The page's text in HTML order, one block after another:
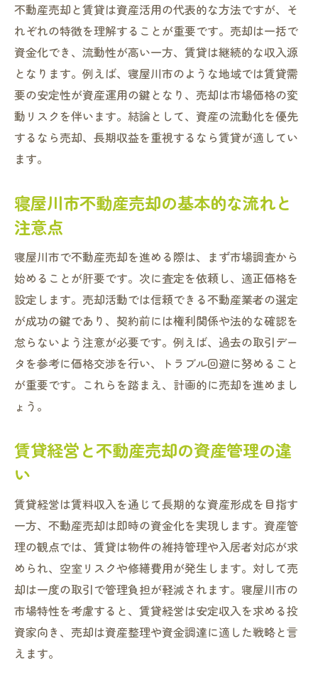
不動産売却による現金化と賃貸収益の比較
大阪市ワンルームの空室率が示す投資判断
見える賃貸経営が資産運用に役立つ理由
不動産売却と賃貸の収益性を数字で検証
賃貸経営と売却の判断基準を徹底解説
不動産売却に適したタイミングの見極め方
不動産買取と賃貸経営の利点とリスク比較
寝屋川市で不動産売却を成功させる戦略
見える賃貸経営の活用で安定収益を目指す
不動産売却を選ぶ時の寝屋川市の市場動向
寝屋川市の不動産売却市場の最新トレンド
不動産売却における価格変動を正しく読む
大阪市ワンルーム空室率が示す売却時期
見える賃貸経営が市場動向を左右する理由
賃貸経営の安定収入と不動産売却の違い
大阪の空室率が示す賃貸経営のリスク分析
見える賃貸経営のメリットと注意点
不動産売却と賃貸経営の将来性を比較検討
寝屋川市で実践する賃貸経営の魅力とは
不動産売却の選択肢と賃貸経営のリスク管
理
不動産売却と賃貸は資産活用の代表的な方法ですが、そ
れぞれの特徴を理解することが重要です。売却は一括で
資金化でき、流動性が高い一方、賃貸は継続的な収入源
となります。例えば、寝屋川市のような地域では賃貸需
要の安定性が資産運用の鍵となり、売却は市場価格の変
動リスクを伴います。結論として、資産の流動化を優先
するなら売却、長期収益を重視するなら賃貸が適してい
ます。
寝屋川市不動産売却の基本的な流れと
注意点
寝屋川市で不動産売却を進める際は、まず市場調査から
始めることが肝要です。次に査定を依頼し、適正価格を
設定します。売却活動では信頼できる不動産業者の選定
が成功の鍵であり、契約前には権利関係や法的な確認を
怠らないよう注意が必要です。例えば、過去の取引デー
タを参考に価格交渉を行い、トラブル回避に努めること
が重要です。これらを踏まえ、計画的に売却を進めまし
ょう。
賃貸経営と不動産売却の資産管理の違
い
賃貸経営は賃料収入を通じて長期的な資産形成を目指す
一方、不動産売却は即時の資金化を実現します。資産管
理の観点では、賃貸は物件の維持管理や入居者対応が求
められ、空室リスクや修繕費用が発生します。対して売
却は一度の取引で管理負担が軽減されます。寝屋川市の
市場特性を考慮すると、賃貸経営は安定収入を求める投
資家向き、売却は資産整理や資金調達に適した戦略と言
えます。